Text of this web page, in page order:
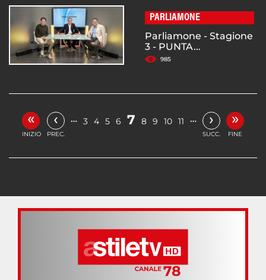
PARLIAMONE
Parliamone - Stagione
3 - PUNTA...
985
«
INIZIO
‹
PREC.
… 3 4 5 6 7 8 9 10 11 … ›
SUCC.
»
FINE